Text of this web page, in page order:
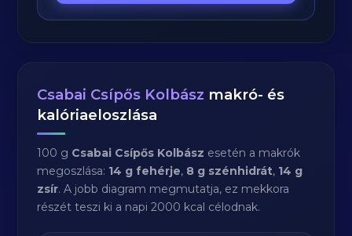
Csabai Csípős Kolbász makró- és
kalóriaeloszlása
100 g Csabai Csípős Kolbász esetén a makrók
megoszlása: 14 g fehérje, 8 g szénhidrát, 14 g
zsír. A jobb diagram megmutatja, ez mekkora
részét teszi ki a napi 2000 kcal célodnak.